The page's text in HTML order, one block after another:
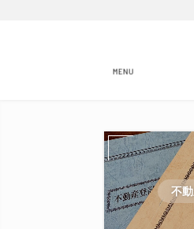
MENU
不